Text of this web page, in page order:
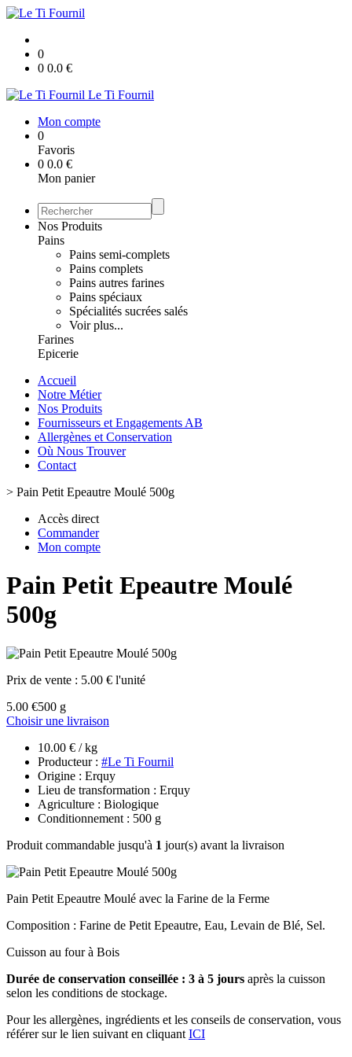
0
0 0.0 €
Le Ti Fournil
Mon compte
0
Favoris
0 0.0 €
Mon panier
Nos Produits
Pains
Pains semi-complets
Pains complets
Pains autres farines
Pains spéciaux
Spécialités sucrées salés
Voir plus...
Farines
Epicerie
Accueil
Notre Métier
Nos Produits
Fournisseurs et Engagements AB
Allergènes et Conservation
Où Nous Trouver
Contact
> Pain Petit Epeautre Moulé 500g
Accès direct
Commander
Mon compte
Pain Petit Epeautre Moulé
500g
Prix de vente : 5.00 € l'unité
5.00 €500 g
Choisir une livraison
10.00 € / kg
Producteur : #Le Ti Fournil
Origine : Erquy
Lieu de transformation : Erquy
Agriculture : Biologique
Conditionnement : 500 g
Produit commandable jusqu'à 1 jour(s) avant la livraison
Pain Petit Epeautre Moulé avec la Farine de la Ferme
Composition : Farine de Petit Epeautre, Eau, Levain de Blé, Sel.
Cuisson au four à Bois
Durée de conservation conseillée : 3 à 5 jours après la cuisson
selon les conditions de stockage.
Pour les allergènes, ingrédients et les conseils de conservation, vous
référer sur le lien suivant en cliquant ICI